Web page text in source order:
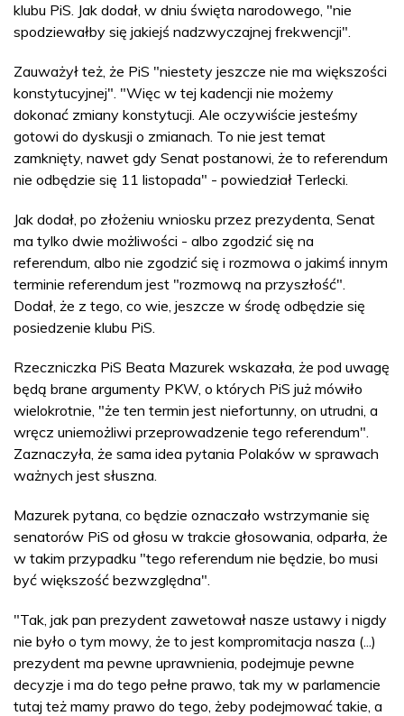
klubu PiS. Jak dodał, w dniu święta narodowego, "nie
spodziewałby się jakiejś nadzwyczajnej frekwencji".
Zauważył też, że PiS "niestety jeszcze nie ma większości
konstytucyjnej". "Więc w tej kadencji nie możemy
dokonać zmiany konstytucji. Ale oczywiście jesteśmy
gotowi do dyskusji o zmianach. To nie jest temat
zamknięty, nawet gdy Senat postanowi, że to referendum
nie odbędzie się 11 listopada" - powiedział Terlecki.
Jak dodał, po złożeniu wniosku przez prezydenta, Senat
ma tylko dwie możliwości - albo zgodzić się na
referendum, albo nie zgodzić się i rozmowa o jakimś innym
terminie referendum jest "rozmową na przyszłość".
Dodał, że z tego, co wie, jeszcze w środę odbędzie się
posiedzenie klubu PiS.
Rzeczniczka PiS Beata Mazurek wskazała, że pod uwagę
będą brane argumenty PKW, o których PiS już mówiło
wielokrotnie, "że ten termin jest niefortunny, on utrudni, a
wręcz uniemożliwi przeprowadzenie tego referendum".
Zaznaczyła, że sama idea pytania Polaków w sprawach
ważnych jest słuszna.
Mazurek pytana, co będzie oznaczało wstrzymanie się
senatorów PiS od głosu w trakcie głosowania, odparła, że
w takim przypadku "tego referendum nie będzie, bo musi
być większość bezwzględna".
"Tak, jak pan prezydent zawetował nasze ustawy i nigdy
nie było o tym mowy, że to jest kompromitacja nasza (...)
prezydent ma pewne uprawnienia, podejmuje pewne
decyzje i ma do tego pełne prawo, tak my w parlamencie
tutaj też mamy prawo do tego, żeby podejmować takie, a